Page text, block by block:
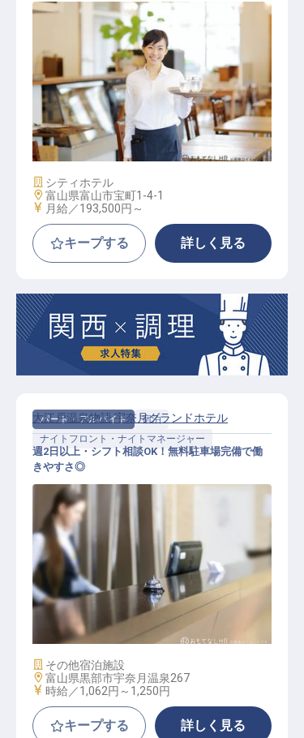
レストラン接客スタッフ
施設業態
シティホテル
勤務地
富山県富山市宝町1-4-1
給与
月給／193,500円～
キープする 詳しく見る
パート・アルバイト
宿泊
ナイトフロント・ナイトマネージャー
ナイトフロント
大江戸温泉物語 宇奈月グランドホテル
週2日以上・シフト相談OK！無料駐車場完備で働
きやすさ◎
施設業態
その他宿泊施設
勤務地
富山県黒部市宇奈月温泉267
給与
時給／1,062円～ 1,250円
キープする 詳しく見る